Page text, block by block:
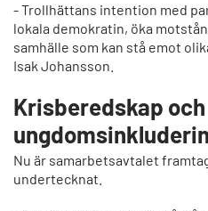
- Trollhättans intention med
lokala demokratin, öka
samhälle som kan stå emot
Isak Johansson.
Krisberedskap och
Nu är samarbetsavtalet
undertecknat.